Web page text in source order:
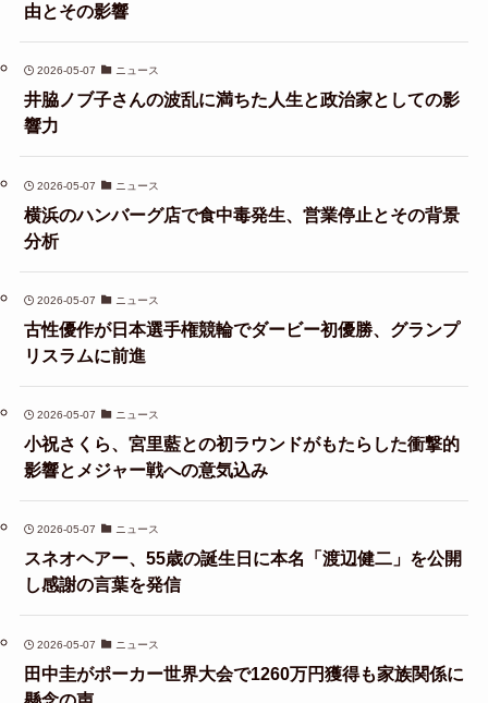
由とその影響
2026-05-07 ニュース
井脇ノブ子さんの波乱に満ちた人生と政治家としての影
響力
2026-05-07 ニュース
横浜のハンバーグ店で食中毒発生、営業停止とその背景
分析
2026-05-07 ニュース
古性優作が日本選手権競輪でダービー初優勝、グランプ
リスラムに前進
2026-05-07 ニュース
小祝さくら、宮里藍との初ラウンドがもたらした衝撃的
影響とメジャー戦への意気込み
2026-05-07 ニュース
スネオヘアー、55歳の誕生日に本名「渡辺健二」を公開
し感謝の言葉を発信
2026-05-07 ニュース
田中圭がポーカー世界大会で1260万円獲得も家族関係に